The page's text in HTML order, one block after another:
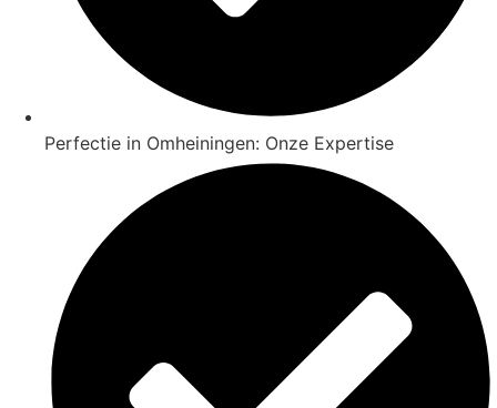
Perfectie in Omheiningen: Onze Expertise